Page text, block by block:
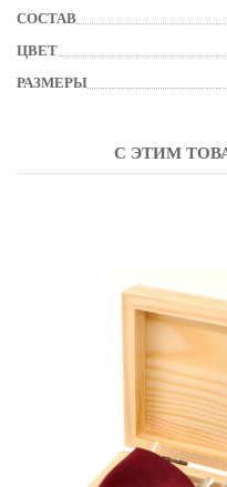
СОСТАВ
ЦВЕТ
РАЗМЕРЫ
С ЭТИМ